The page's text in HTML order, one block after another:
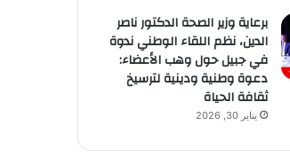
برعاية وزير الصحة الدكتور ناصر
الدين، نظم اللقاء الوطني ندوة
في جبيل حول وهب الأعضاء:
دعوة وطنية ودينية لترسيخ
ثقافة الحياة
يناير 30, 2026